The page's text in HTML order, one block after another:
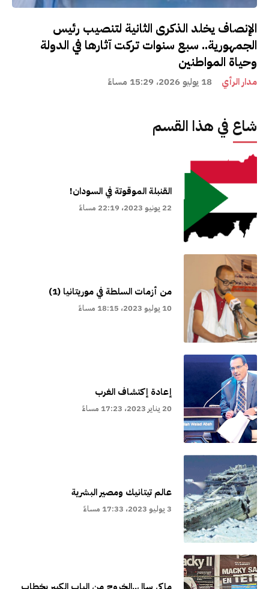
الإنصاف يخلد الذكرى الثانية لتنصيب رئيس
الجمهورية.. سبع سنوات تركت آثارها في الدولة
وحياة المواطنين
مدار الرأي 18 يوليو 2026، 15:29 مساءً
شاع في هذا القسم
القنبلة الموقوتة في السودان!
22 يونيو 2023، 22:19 مساءً
من أزمات السلطة في موريتانيا (1)
10 يوليو 2023، 18:15 مساءً
إعادة إكتشاف الغرب
20 يناير 2023، 17:23 مساءً
عالم تيتانيك ومصير البشرية
3 يوليو 2023، 17:33 مساءً